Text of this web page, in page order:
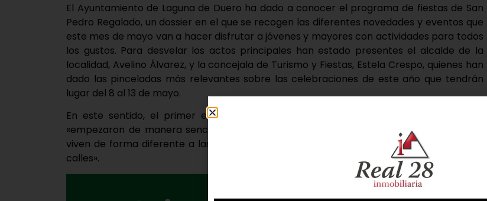
El Ayuntamiento de Laguna de Duero ha dado a conocer el programa de fiestas de San
Pedro Regalado, un dossier en el que se recogen las diferentes novedades y eventos que
este mes de mayo van a hacer disfrutar a jóvenes y mayores con actividades para todos
los gustos. Para desvelar los actos principales han estado presentes el alcalde de la
localidad, Avelino Álvarez, y la concejala de Turismo y Fiestas, Estela Crespo, quienes han
dado las pinceladas más relevantes sobre las celebraciones de este año que tendrán
lugar del 8 al 13 de mayo.
En este sentido, el primer edil ha señalado que las Fiestas de San pedro Regalado
«empezaron de manera sencilla y año a año tienen cada vez más protagonismo y se
viven de forma diferente a las fiestas de septiembre, con mucho más ambiente en las
calles».